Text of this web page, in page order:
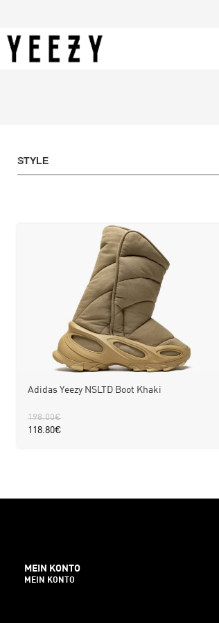
STYLE
Adidas Yeezy NSLTD Boot Khaki
198.00€
118.80€
MEIN KONTO
MEIN KONTO